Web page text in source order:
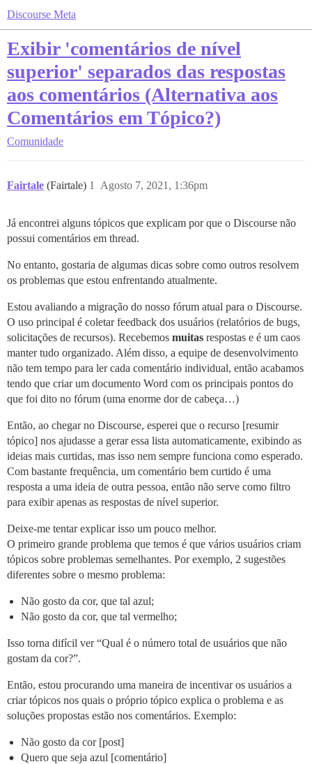
Discourse Meta
Exibir 'comentários de nível
superior' separados das respostas
aos comentários (Alternativa aos
Comentários em Tópico?)
Comunidade
Fairtale (Fairtale) Agosto 7, 2021, 1:36pm
1
Já encontrei alguns tópicos que explicam por que o Discourse não
possui comentários em thread.
No entanto, gostaria de algumas dicas sobre como outros resolvem
os problemas que estou enfrentando atualmente.
Estou avaliando a migração do nosso fórum atual para o Discourse.
O uso principal é coletar feedback dos usuários (relatórios de bugs,
solicitações de recursos). Recebemos muitas respostas e é um caos
manter tudo organizado. Além disso, a equipe de desenvolvimento
não tem tempo para ler cada comentário individual, então acabamos
tendo que criar um documento Word com os principais pontos do
que foi dito no fórum (uma enorme dor de cabeça…)
Então, ao chegar no Discourse, esperei que o recurso [resumir
tópico] nos ajudasse a gerar essa lista automaticamente, exibindo as
ideias mais curtidas, mas isso nem sempre funciona como esperado.
Com bastante frequência, um comentário bem curtido é uma
resposta a uma ideia de outra pessoa, então não serve como filtro
para exibir apenas as respostas de nível superior.
Deixe-me tentar explicar isso um pouco melhor.
O primeiro grande problema que temos é que vários usuários criam
tópicos sobre problemas semelhantes. Por exemplo, 2 sugestões
diferentes sobre o mesmo problema:
Não gosto da cor, que tal azul;
Não gosto da cor, que tal vermelho;
Isso torna difícil ver “Qual é o número total de usuários que não
gostam da cor?”.
Então, estou procurando uma maneira de incentivar os usuários a
criar tópicos nos quais o próprio tópico explica o problema e as
soluções propostas estão nos comentários. Exemplo:
Não gosto da cor [post]
Quero que seja azul [comentário]